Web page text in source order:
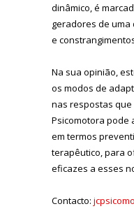
dinâmico, é
geradores de
e
Na sua opinião,
os modos de
nas respostas que
Psicomotora pode
em termos
terapêutico, para
eficazes a esses
Contacto: